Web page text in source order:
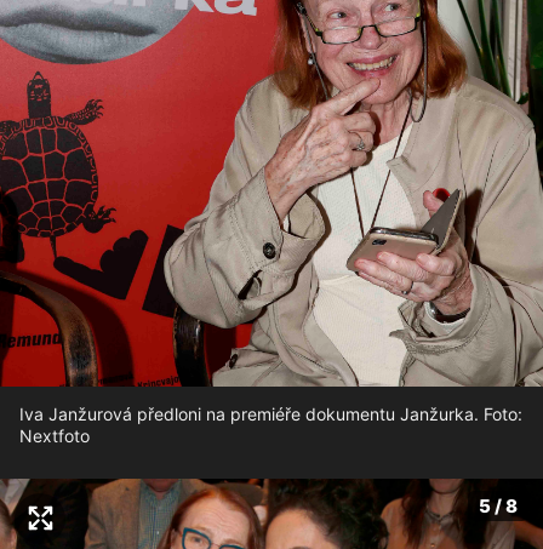
Iva Janžurová předloni na premiéře dokumentu Janžurka. Foto:
Nextfoto
5 / 8